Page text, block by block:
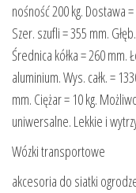
nośność 200 kg. Dostawa
Szer. szufli = 355 mm.
Średnica kółka = 260 mm.
aluminium. Wys. całk. =
mm. Ciężar = 10 kg.
uniwersalne. Lekkie i
Wózki transportowe
akcesoria do siatki